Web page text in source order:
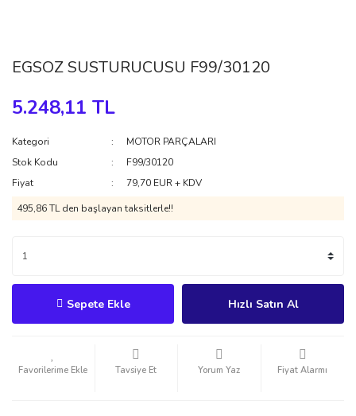
EGSOZ SUSTURUCUSU F99/30120
5.248,11 TL
Kategori
MOTOR PARÇALARI
Stok Kodu
F99/30120
Fiyat
79,70 EUR + KDV
495,86 TL den başlayan taksitlerle!!
Sepete Ekle Hızlı Satın Al
Tavsiye Et Yorum Yaz Fiyat Alarmı